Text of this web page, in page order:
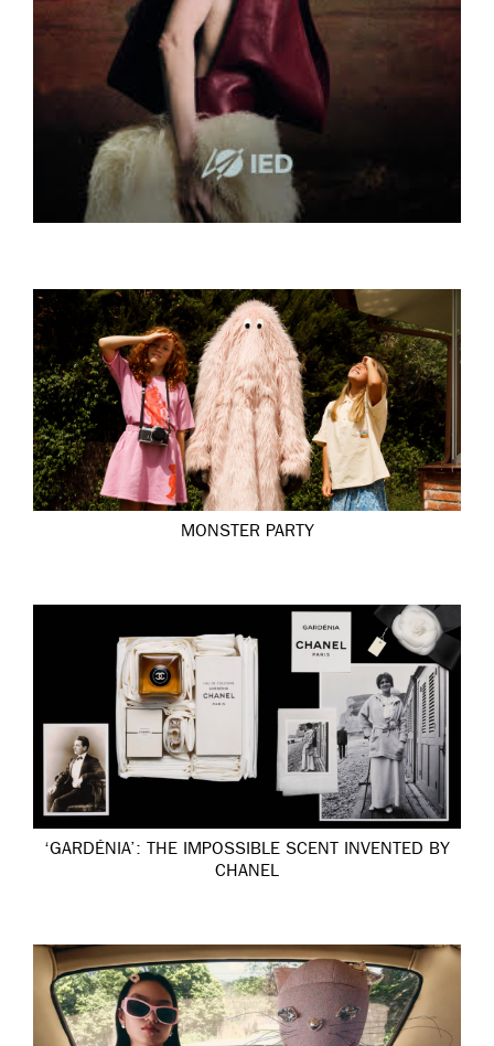
MONSTER PARTY
‘GARDÉNIA’: THE IMPOSSIBLE SCENT INVENTED BY
CHANEL